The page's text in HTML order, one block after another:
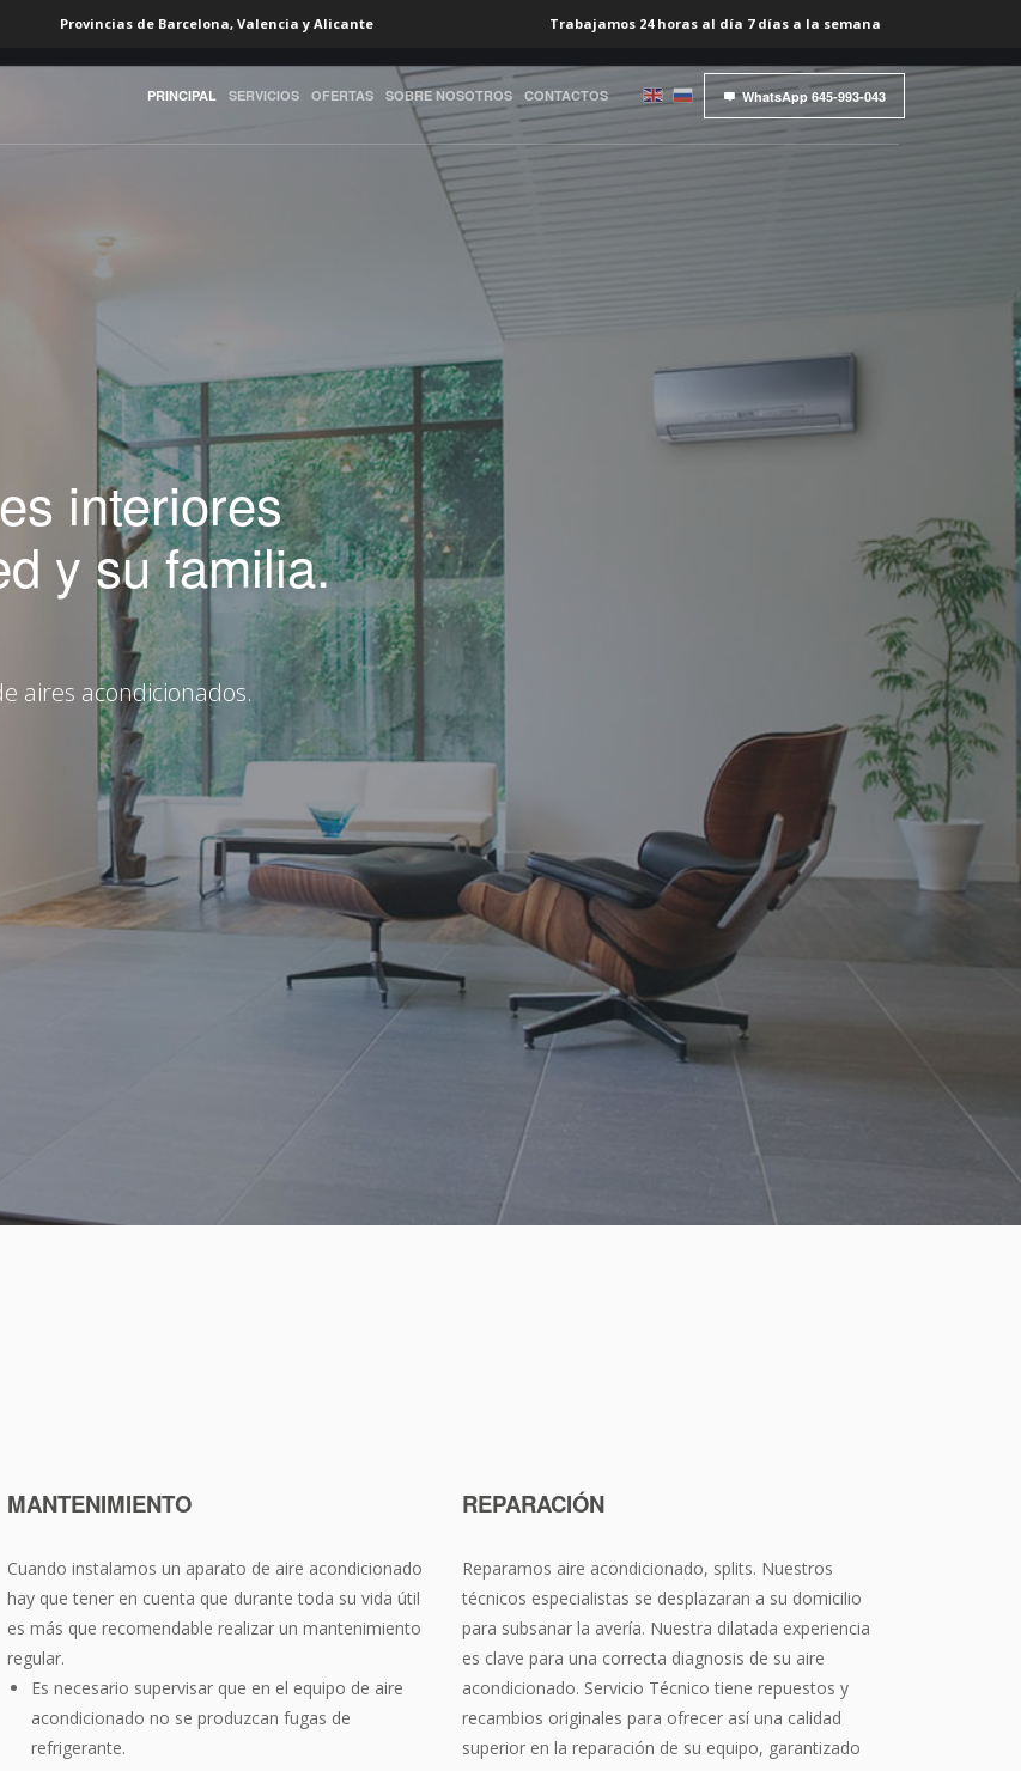
Provincias de Barcelona, Valencia y Alicante Trabajamos 24 horas al día 7 días a la semana
WhatsApp 645-993-043
PRINCIPAL SERVICIOS OFERTAS SOBRE NOSOTROS CONTACTOS
interiores
y su familia.
aires acondicionados.
MANTENIMIENTO
Cuando instalamos un aparato de aire acondicionado
hay que tener en cuenta que durante toda su vida útil
es más que recomendable realizar un mantenimiento
regular.
Es necesario supervisar que en el equipo de aire
acondicionado no se produzcan fugas de
refrigerante.
REPARACIÓN
Reparamos aire acondicionado, splits. Nuestros
técnicos especialistas se desplazaran a su domicilio
para subsanar la avería. Nuestra dilatada experiencia
es clave para una correcta diagnosis de su aire
acondicionado. Servicio Técnico tiene repuestos y
recambios originales para ofrecer así una calidad
superior en la reparación de su equipo, garantizado